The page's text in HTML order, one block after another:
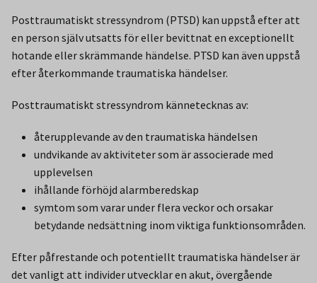
Posttraumatiskt stressyndrom (PTSD) kan uppstå efter att
en person själv utsatts för eller bevittnat en exceptionellt
hotande eller skrämmande händelse. PTSD kan även uppstå
efter återkommande traumatiska händelser.
Posttraumatiskt stressyndrom kännetecknas av:
återupplevande av den traumatiska händelsen
undvikande av aktiviteter som är associerade med
upplevelsen
ihållande förhöjd alarmberedskap
symtom som varar under flera veckor och orsakar
betydande nedsättning inom viktiga funktionsområden.
Efter påfrestande och potentiellt traumatiska händelser är
det vanligt att individer utvecklar en akut, övergående